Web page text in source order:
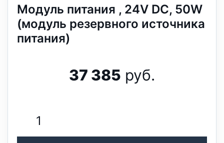
Модуль питания , 24V DC, 50W
(модуль резервного источника
питания)
37 385 руб.